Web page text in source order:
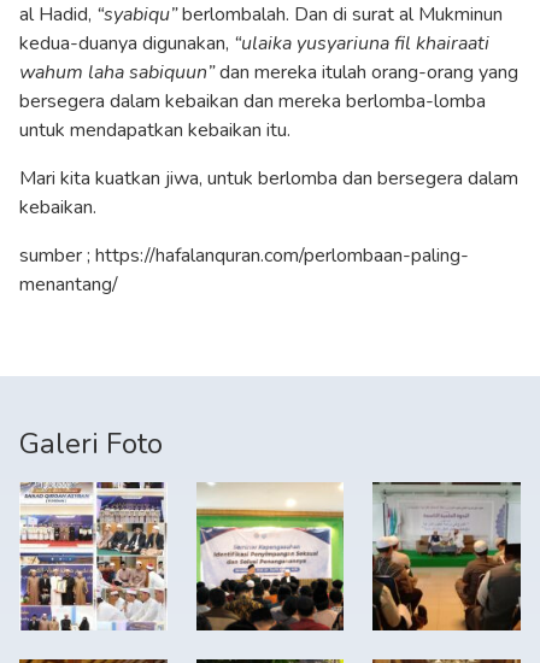
al Hadid, “syabiqu”berlombalah. Dan di surat al Mukminun
kedua-duanya digunakan, “ulaika yusyariuna fil khairaati
wahum laha sabiquun”dan mereka itulah orang-orang yang
bersegera dalam kebaikan dan mereka berlomba-lomba
untuk mendapatkan kebaikan itu.
Mari kita kuatkan jiwa, untuk berlomba dan bersegera dalam
kebaikan.
sumber ; https://hafalanquran.com/perlombaan-paling-
menantang/
Galeri Foto